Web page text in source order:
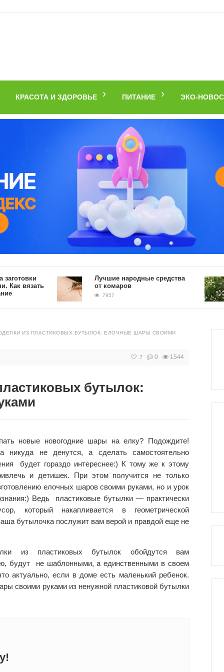
КРАСОТА И ЗДОРОВЬЕ ПИТАНИЕ ЭКО-
Лучшие народные средства
от комаров
7957
ИЗ ПЛАСТИКОВЫХ БУТЫЛОК: ЕЛОЧНЫЕ ШАРЫ СВОИМИ
7 0 1544
бутылок:
новые новогодние шары на елку? Подождите!
никуда не денутся, а сделать самостоятельно
будет гораздо интереснее:) К тому же к этому
и детишек. При этом получится не только
елочных шаров своими руками, но и урок
Ведь пластиковые бутылки — практически
который накапливается в геометрической
бутылочка послужит вам верой и правдой еще не
из пластиковых бутылок обойдутся вам
будут не шаблонными, а единственными в своем
актуально, если в доме есть маленький ребенок.
своими руками из ненужной пластиковой бутылки